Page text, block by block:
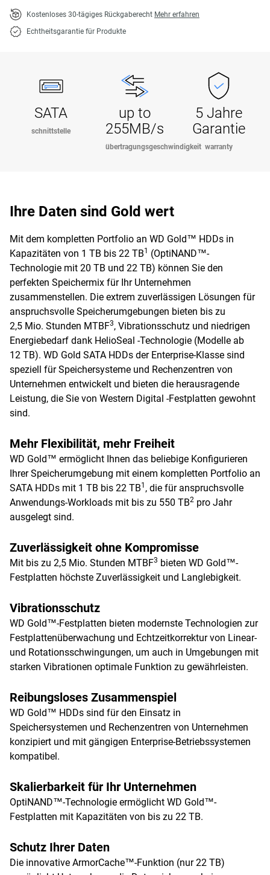
Kostenloses 30-tägiges Rückgaberecht Mehr erfahren
Echtheitsgarantie für Produkte
SATA
schnittstelle
up to
255MB/s
übertragungsgeschwindigkeit
5 Jahre
Garantie
warranty
Ihre Daten sind Gold wert
Mit dem kompletten Portfolio an WD Gold™ HDDs in
Kapazitäten von 1 TB bis 22 TB1
(OptiNAND™-
Technologie mit 20 TB und 22 TB) können Sie den
perfekten Speichermix für Ihr Unternehmen
zusammenstellen. Die extrem zuverlässigen Lösungen für
anspruchsvolle Speicherumgebungen bieten bis zu
2,5 Mio. Stunden MTBF3, Vibrationsschutz und niedrigen
Energiebedarf dank HelioSeal -Technologie (Modelle ab
12 TB). WD Gold SATA HDDs der Enterprise-Klasse sind
speziell für Speichersysteme und Rechenzentren von
Unternehmen entwickelt und bieten die herausragende
Leistung, die Sie von Western Digital -Festplatten gewohnt
sind.
Mehr Flexibilität, mehr Freiheit
WD Gold™ ermöglicht Ihnen das beliebige Konfigurieren
Ihrer Speicherumgebung mit einem kompletten Portfolio an
SATA HDDs mit 1 TB bis 22 TB1 , die für anspruchsvolle
Anwendungs-Workloads mit bis zu 550 TB2 pro Jahr
ausgelegt sind.
Zuverlässigkeit ohne Kompromisse
Mit bis zu 2,5 Mio. Stunden MTBF3 bieten WD Gold™-
Festplatten höchste Zuverlässigkeit und Langlebigkeit.
Vibrationsschutz
WD Gold™-Festplatten bieten modernste Technologien zur
Festplattenüberwachung und Echtzeitkorrektur von Linear-
und Rotationsschwingungen, um auch in Umgebungen mit
starken Vibrationen optimale Funktion zu gewährleisten.
Reibungsloses Zusammenspiel
WD Gold™ HDDs sind für den Einsatz in
Speichersystemen und Rechenzentren von Unternehmen
konzipiert und mit gängigen Enterprise-Betriebssystemen
kompatibel.
Skalierbarkeit für Ihr Unternehmen
OptiNAND™-Technologie ermöglicht WD Gold™-
Festplatten mit Kapazitäten von bis zu 22 TB.
Schutz Ihrer Daten
Die innovative ArmorCache™-Funktion (nur 22 TB)